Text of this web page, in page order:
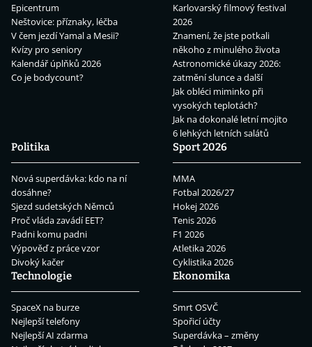
Epicentrum
Neštovice: příznaky, léčba
V čem jezdí Yamal a Mesii?
Kvízy pro seniory
Kalendář úplňků 2026
Co je bodycount?
Karlovarský filmový festival
2026
Znamení, že jste potkali
někoho z minulého života
Astronomické úkazy 2026:
zatmění slunce a další
Jak obléci miminko při
vysokých teplotách?
Jak na dokonalé letní mojito
6 lehkých letních salátů
Politika
Nová superdávka: kdo na ní
dosáhne?
Sjezd sudetských Němců
Proč vláda zavádí EET?
Padni komu padni
Výpověď z práce vzor
Divoký kačer
Sport 2026
MMA
Fotbal 2026/27
Hokej 2026
Tenis 2026
F1 2026
Atletika 2026
Cyklistika 2026
Technologie
SpaceX na burze
Nejlepší telefony
Nejlepší AI zdarma
Ekonomika
Smrt OSVČ
Spořicí účty
Superdávka – změny